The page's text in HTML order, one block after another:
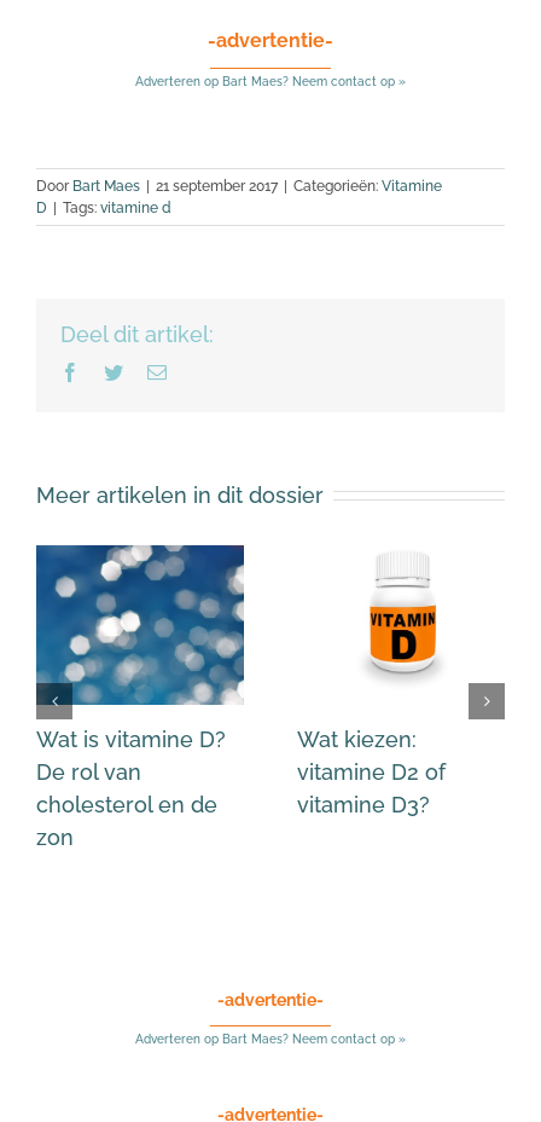
-advertentie-
Adverteren op Bart Maes? Neem contact op »
Door Bart Maes | 21 september 2017 | Categorieën: Vitamine
D | Tags: vitamine d
Deel dit artikel:
Facebook
TwitterE-
Meer artikelen in dit dossier
Wat is vitamine D?
De rol van
cholesterol en de
zon
Wat kiezen:
vitamine D2 of
vitamine D3?
-advertentie-
Adverteren op Bart Maes? Neem contact op »
-advertentie-